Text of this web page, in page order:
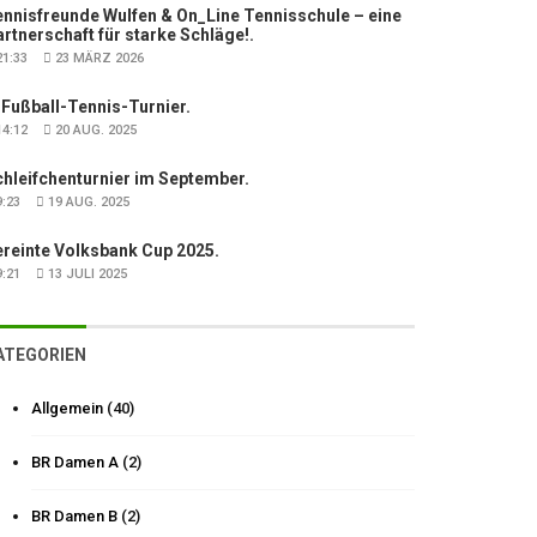
Wulfen & On_Line Tennisschule – eine
für starke Schläge!.
23 MÄRZ 2026
Fußball-Tennis-Turnier.
20 AUG. 2025
im September.
19 AUG. 2025
Volksbank Cup 2025.
13 JULI 2025
Allgemein (40)
BR Damen A (2)
BR Damen B (2)